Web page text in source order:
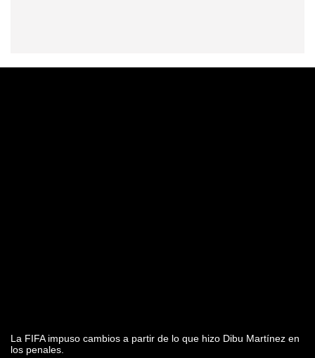
La FIFA impuso cambios a partir de lo que hizo Dibu Martínez en
los penales.